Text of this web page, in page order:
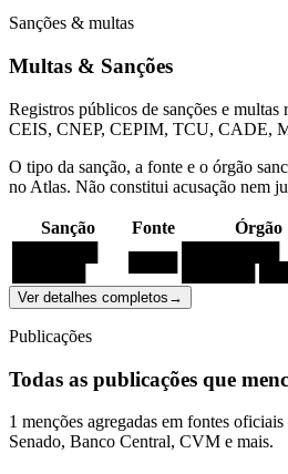
Sanções & multas
Multas & Sanções
Registros públicos de sanções e
CEIS, CNEP, CEPIM, TCU, CADE,
O tipo da sanção, a fonte e o órgão
no Atlas. Não constitui acusação nem
Sanção Fonte Órgão
Ver detalhes completos →
Publicações
Todas as publicações que
1 menções agregadas em fontes
Senado, Banco Central, CVM e mais.